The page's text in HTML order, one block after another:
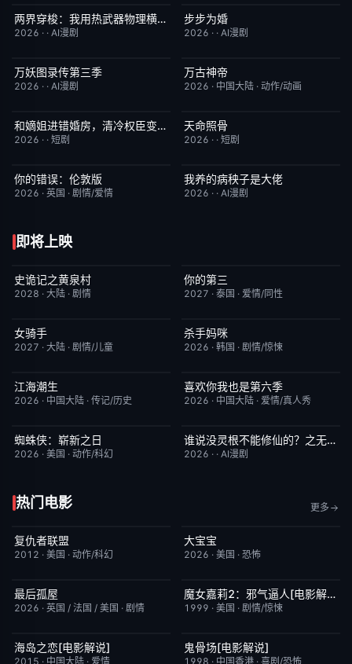
完结 10.0两界穿梭：我用热武器物理横推修真界
2026 · · AI漫剧
完结
步步为婚
2026 · · AI漫剧
完结
万妖图录传第三季
2026 · · AI漫剧
更新至第7集
万古神帝
2026 · 中国大陆 · 动作/动画
完结 10.0和嫡姐进错婚房，清冷权臣变忠犬
2026 · · 短剧
完结
天命照骨
2026 · · 短剧
6月23日更新
你的错误：伦敦版
2026 · 英国 · 剧情/爱情
完结
我养的病秧子是大佬
2026 · · AI漫剧
即将上映
6月23日更新
史诡记之黄泉村
2028 · 大陆 · 剧情
更新至第02集
你的第三
2027 · 泰国 · 爱情/同性
7月15日更新
女骑手
2027 · 大陆 · 剧情/儿童
更新至第02集
杀手妈咪
2026 · 韩国 · 剧情/惊悚
更新至第26集
江海潮生
2026 · 中国大陆 · 传记/历史
今日更新
喜欢你我也是第六季
2026 · 中国大陆 · 爱情/真人秀
TC中字
蜘蛛侠：崭新之日
2026 · 美国 · 动作/科幻
完结 5.0谁说没灵根不能修仙的？之无灵证道第五季
2026 · · AI漫剧
热门电影 更多
完结
复仇者联盟
2012 · 美国 · 动作/科幻
今日更新
大宝宝
2026 · 美国 · 恐怖
HD中字
最后孤屋
2026 · 英国 / 法国 / 美国 · 剧情
已完结 5.7魔女嘉莉2：邪气逼人[电影解说]
1999 · 美国 · 剧情/惊悚
已完结
海岛之恋[电影解说]
2015 · 中国大陆 · 爱情
已完结
鬼骨场[电影解说]
1998 · 中国香港 · 喜剧/恐怖